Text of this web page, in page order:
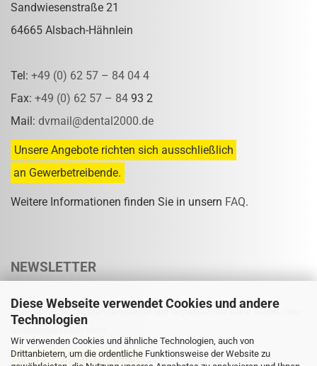
Diese Webseite verwendet Cookies und andere
Technologien
Wir verwenden Cookies und ähnliche Technologien, auch von
Drittanbietern, um die ordentliche Funktionsweise der Website zu
Sandwiesenstraße 21
64665 Alsbach-Hähnlein
Tel: +49 (0) 62 57 – 84 04 4
Fax: +49 (0) 62 57 – 84 93 2
Mail: dvmail@dental2000.de
Unsere Angebote richten sich ausschließlich
an Gewerbetreibende.
Weitere Informationen finden Sie in unsern FAQ.
NEWSLETTER
Abonnieren Sie unseren Newsletter und verpassen Sie keine Rabatt- oder
Sonderpreisaktion mehr.